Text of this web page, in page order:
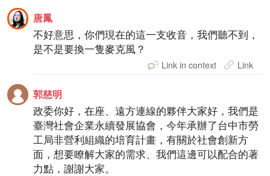
唐鳳
不好意思，你們現在的這一支收音，我們聽不到，
是不是要換一隻麥克風？
Link in context Link
郭慈明
政委你好，在座、遠方連線的夥伴大家好，我們是
臺灣社會企業永續發展協會，今年承辦了台中市勞
工局非營利組織的培育計畫，有關於社會創新方
面，想要瞭解大家的需求、我們這邊可以配合的著
力點，謝謝大家。